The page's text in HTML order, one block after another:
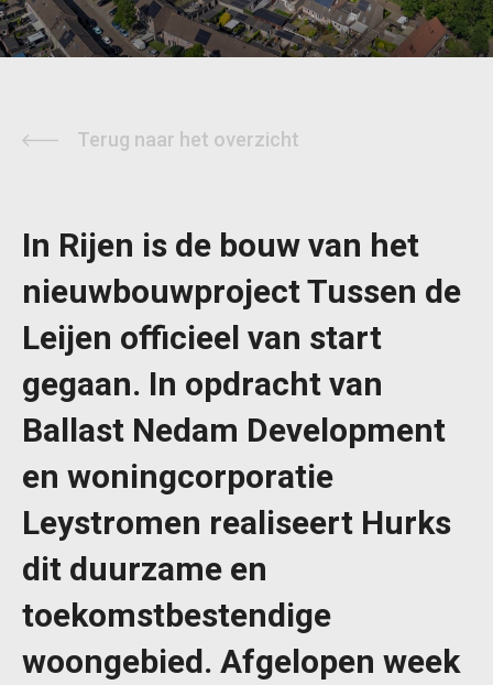
Terug naar het overzicht
In Rijen is de bouw van het
nieuwbouwproject Tussen de
Leijen officieel van start
gegaan. In opdracht van
Ballast Nedam Development
en woningcorporatie
Leystromen realiseert Hurks
dit duurzame en
toekomstbestendige
woongebied. Afgelopen week